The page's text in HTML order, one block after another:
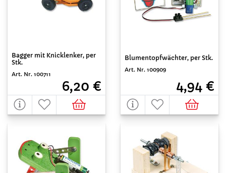
Bagger mit Knicklenker, per
Stk.
Art. Nr. 100711
6,20 €
Blumentopfwächter, per Stk.
Art. Nr. 100909
4,94 €